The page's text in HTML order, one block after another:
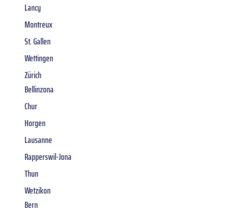
Lancy
Montreux
St. Gallen
Wettingen
Zürich
Bellinzona
Chur
Horgen
Lausanne
Rapperswil-Jona
Thun
Wetzikon
Bern